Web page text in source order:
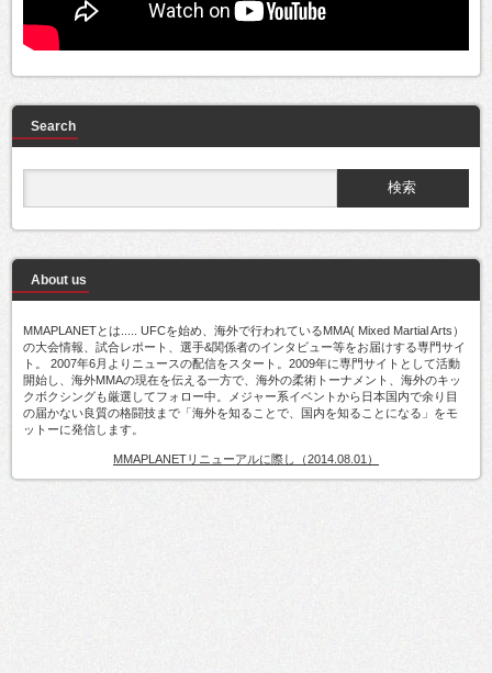
Search
About us
MMAPLANETとは..... UFCを始め、海外で行われているMMA( Mixed Martial Arts）
の大会情報、試合レポート、選手&関係者のインタビュー等をお届けする専門サイ
ト。 2007年6月よりニュースの配信をスタート。2009年に専門サイトとして活動
開始し、海外MMAの現在を伝える一方で、海外の柔術トーナメント、海外のキッ
クボクシングも厳選してフォロー中。メジャー系イベントから日本国内で余り目
の届かない良質の格闘技まで「海外を知ることで、国内を知ることになる」をモ
ットーに発信します。
MMAPLANETリニューアルに際し（2014.08.01）